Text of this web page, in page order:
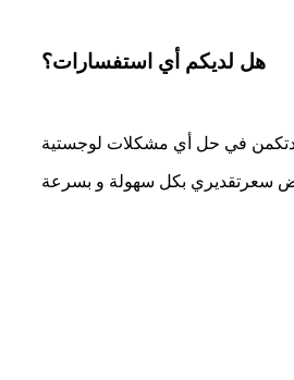
هل لديكم أي استفسارات؟